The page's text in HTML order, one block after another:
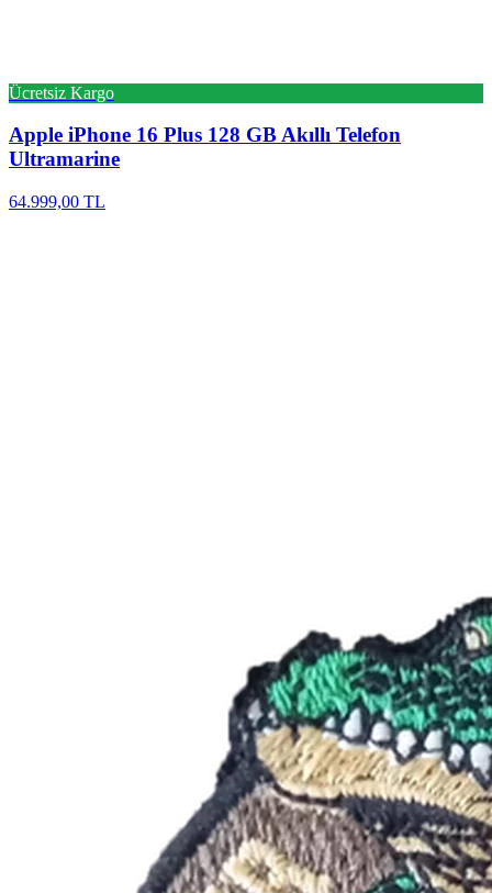
Ücretsiz Kargo
Apple iPhone 16 Plus 128 GB Akıllı Telefon
Ultramarine
64.999,00 TL